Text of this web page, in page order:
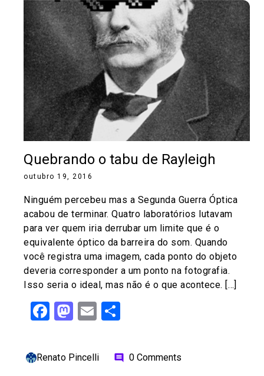
Quebrando o tabu de Rayleigh
outubro 19, 2016
Ninguém percebeu mas a Segunda Guerra Óptica
acabou de terminar. Quatro laboratórios lutavam
para ver quem iria derrubar um limite que é o
equivalente óptico da barreira do som. Quando
você registra uma imagem, cada ponto do objeto
deveria corresponder a um ponto na fotografia.
Isso seria o ideal, mas não é o que acontece. […]
Facebook
Mastodon
Email
Renato Pincelli comment 0 Comments